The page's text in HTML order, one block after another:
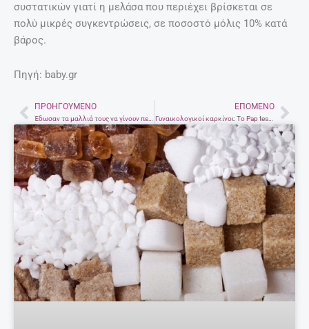
συστατικών γιατί η μελάσα που περιέχει βρίσκεται σε
πολύ μικρές συγκεντρώσεις, σε ποσοστό μόλις 10% κατά
βάρος.
Πηγή: baby.gr
PrevΠΡΟΗΓΟΎΜΕΝΟ
Έδωσαν τα μαλλιά τους να γίνουν περούκες – Κορίτσια από το Ηράκλειο χάρισαν ελπίδα σε καρκινοπαθείς
ΕΠΌΜΕΝΟ
Γυναικολογικοί καρκίνοι: Το Pap test δεν αρκεί